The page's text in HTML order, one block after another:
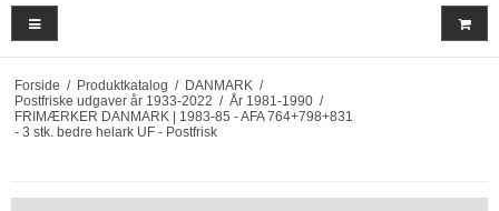
Forside / Produktkatalog / DANMARK /
Postfriske udgaver år 1933-2022 / År 1981-1990 /
FRIMÆRKER DANMARK | 1983-85 - AFA 764+798+831
- 3 stk. bedre helark UF - Postfrisk